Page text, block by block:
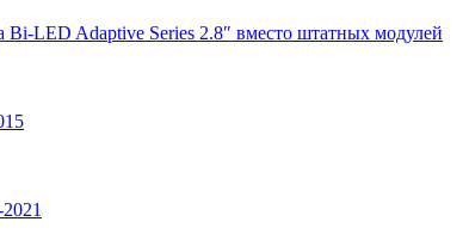
LED Adaptive Series 2.8″ вместо штатных модулей